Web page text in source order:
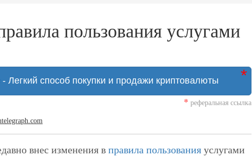
пользования услугами
Легкий способ покупки и продажи криптовалюты
* реферальная ссылка
внес изменения вправила пользованияуслугами